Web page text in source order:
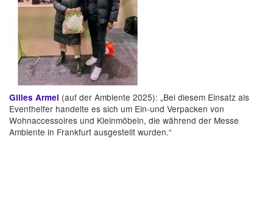
Gilles Armel (auf der Ambiente 2025): „Bei diesem Einsatz als
Eventhelfer handelte es sich um Ein-und Verpacken von
Wohnaccessoires und Kleinmöbeln, die während der Messe
Ambiente in Frankfurt ausgestellt wurden.“